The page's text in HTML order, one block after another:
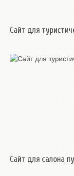
Сайт для
Сайт для салона